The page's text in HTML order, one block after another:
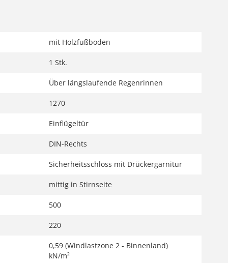
mit Holzfußboden
1 Stk.
Über längslaufende Regenrinnen
1270
Einflügeltür
DIN-Rechts
Sicherheitsschloss mit Drückergarnitur
mittig in Stirnseite
500
220
0,59 (Windlastzone 2 - Binnenland)
kN/m²